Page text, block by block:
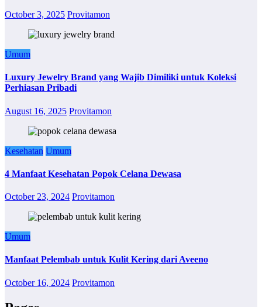
October 3, 2025 Provitamon
Umum
Luxury Jewelry Brand yang Wajib Dimiliki untuk Koleksi
Perhiasan Pribadi
August 16, 2025 Provitamon
Kesehatan Umum
4 Manfaat Kesehatan Popok Celana Dewasa
October 23, 2024 Provitamon
Umum
Manfaat Pelembab untuk Kulit Kering dari Aveeno
October 16, 2024 Provitamon